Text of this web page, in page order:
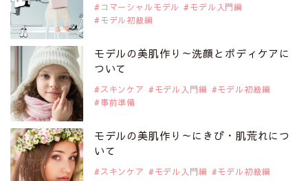
2019年9月29日
注目モデルを1名追加いたしました。
是非ご覧ください。
注目モデル 谷口蘭さん
2019年9月29日
注目モデルを1名追加いたしました。
是非ご覧ください。
注目モデル カーラ・デルヴィーニュ
コマーシャルモデル
モデル入門編
モデル初級編
モデルの美肌作り～洗顔とボディケアに
ついて
スキンケア モデル入門編
モデル初級編
事前準備
モデルの美肌作り～にきび・肌荒れにつ
いて
スキンケア モデル入門編
モデル初級編